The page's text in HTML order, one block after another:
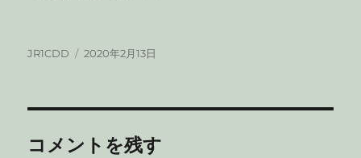
投
JR1CDD
投
2020年2月13日
コメントを残す